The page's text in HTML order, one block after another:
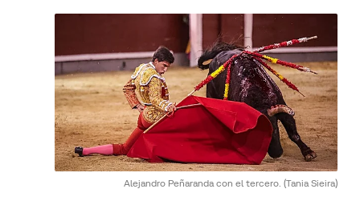
Alejandro Peñaranda con el tercero. (Tania Sieira)